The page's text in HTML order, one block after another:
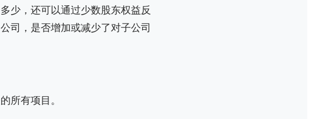
少，还可以通过少数股东权益反
司，是否增加或减少了对子公司
所有项目。